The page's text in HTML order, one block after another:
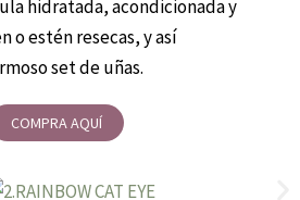
hidratada, acondicionada y
o estén resecas, y así
set de uñas.
COMPRA AQUÍ